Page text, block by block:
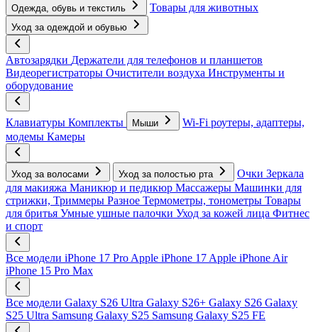
Одежда, обувь и текстиль Товары для животных
Уход за одеждой и обувью
Автозарядки Держатели для телефонов и планшетов
Видеорегистраторы Очистители воздуха Инструменты и
оборудование
Клавиатуры Комплекты Мыши
Wi-Fi роутеры, адаптеры,
модемы Камеры
Уход за волосами Уход за полостью рта Очки Зеркала
для макияжа Маникюр и педикюр Массажеры Машинки для
стрижки, Триммеры Разное Термометры, тонометры Товары
для бритья Умные ушные палочки Уход за кожей лица Фитнес
и спорт
Все модели iPhone 17 Pro Apple iPhone 17 Apple iPhone Air
iPhone 15 Pro Max
Все модели Galaxy S26 Ultra Galaxy S26+ Galaxy S26 Galaxy
S25 Ultra Samsung Galaxy S25 Samsung Galaxy S25 FE